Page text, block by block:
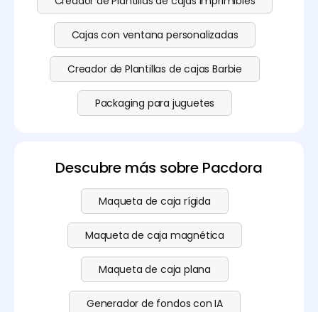
Cajas con ventana personalizadas
Creador de Plantillas de cajas Barbie
Packaging para juguetes
Descubre más sobre Pacdora
Maqueta de caja rígida
Maqueta de caja magnética
Maqueta de caja plana
Generador de fondos con IA